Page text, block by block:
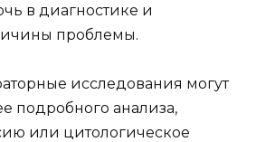
в диагностике и
проблемы.
исследования могут
подробного анализа,
или цитологическое